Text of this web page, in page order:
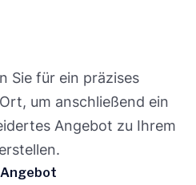
Sie für ein präzises
um anschließend ein
Angebot zu Ihrem